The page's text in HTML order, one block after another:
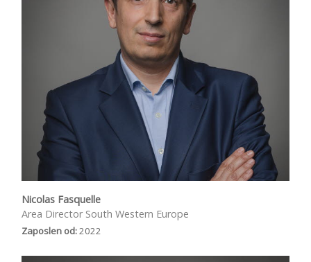
Nicolas Fasquelle
Area Director South Western Europe
Zaposlen od:2022